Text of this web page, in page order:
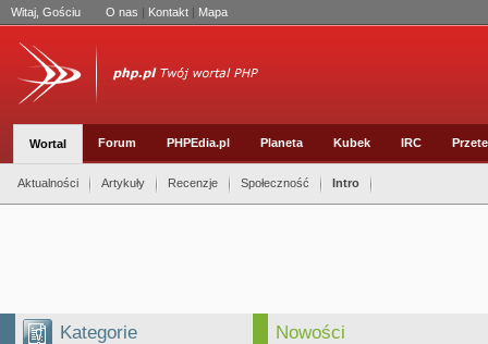
Witaj, Gościu O nas | Kontakt | Mapa
Wortal Forum PHPEdia.pl Planeta Kubek IRC
Aktualności Artykuły Recenzje Społeczność Intro
Kategorie Nowości